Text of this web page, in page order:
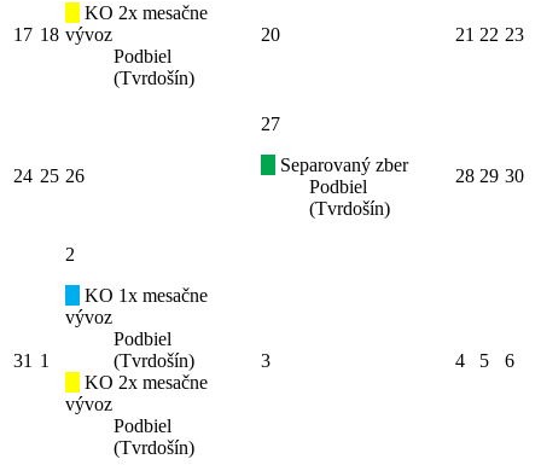
17 18
KO 2x mesačne
vývoz
Podbiel
(Tvrdošín)
20 21 22 23
24 25 26
27
Separovaný zber
Podbiel
(Tvrdošín)
28 29 30
31 1
2
KO 1x mesačne
vývoz
Podbiel
(Tvrdošín)
KO 2x mesačne
vývoz
Podbiel
(Tvrdošín)
3 4 5 6